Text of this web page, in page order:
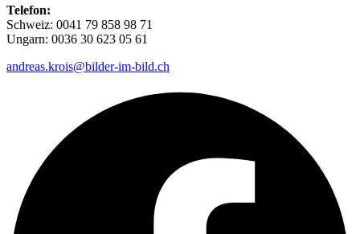
Telefon:
Schweiz: 0041 79 858 98 71
Ungarn: 0036 30 623 05 61
andreas.krois@bilder-im-bild.ch